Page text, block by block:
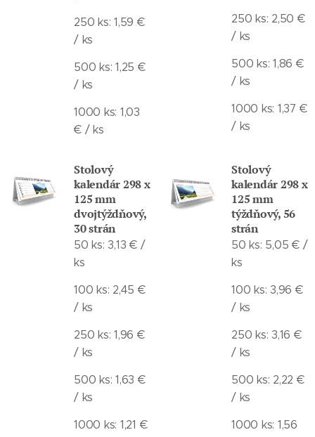
250 ks: 1,59 €
/ ks
500 ks: 1,25 €
/ ks
1000 ks: 1,03
€ / ks
250 ks: 2,50 €
/ ks
500 ks: 1,86 €
/ ks
1000 ks: 1,37 €
/ ks
Stolový
kalendár 298 x
125 mm
dvojtýždňový,
30 strán
50 ks: 3,13 € /
ks
100 ks: 2,45 €
/ ks
250 ks: 1,96 €
/ ks
500 ks: 1,63 €
/ ks
1000 ks: 1,21 €
Stolový
kalendár 298 x
125 mm
týždňový, 56
strán
50 ks: 5,05 € /
ks
100 ks: 3,96 €
/ ks
250 ks: 3,16 €
/ ks
500 ks: 2,22 €
/ ks
1000 ks: 1,56